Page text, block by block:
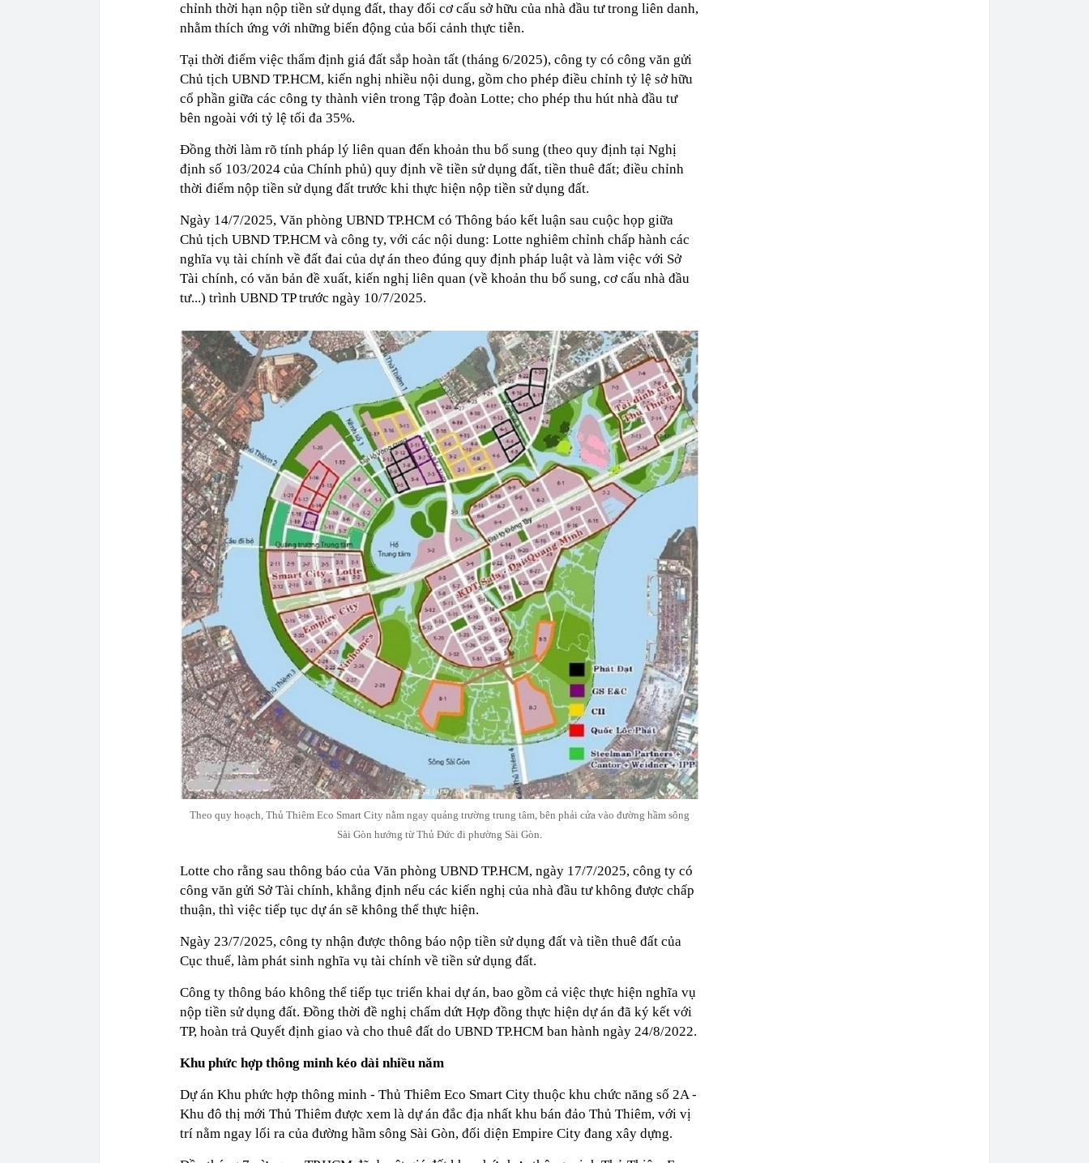
chỉnh thời hạn nộp tiền sử dụng đất, thay đổi cơ cấu sở hữu của nhà đầu tư trong liên danh,
nhằm thích ứng với những biến động của bối cảnh thực tiễn.
Tại thời điểm việc thẩm định giá đất sắp hoàn tất (tháng 6/2025), công ty có công văn gửi
Chủ tịch UBND TP.HCM, kiến nghị nhiều nội dung, gồm cho phép điều chỉnh tỷ lệ sở hữu
cổ phần giữa các công ty thành viên trong Tập đoàn Lotte; cho phép thu hút nhà đầu tư
bên ngoài với tỷ lệ tối đa 35%.
Đồng thời làm rõ tính pháp lý liên quan đến khoản thu bổ sung (theo quy định tại Nghị
định số 103/2024 của Chính phủ) quy định về tiền sử dụng đất, tiền thuê đất; điều chỉnh
thời điểm nộp tiền sử dụng đất trước khi thực hiện nộp tiền sử dụng đất.
Ngày 14/7/2025, Văn phòng UBND TP.HCM có Thông báo kết luận sau cuộc họp giữa
Chủ tịch UBND TP.HCM và công ty, với các nội dung: Lotte nghiêm chỉnh chấp hành các
nghĩa vụ tài chính về đất đai của dự án theo đúng quy định pháp luật và làm việc với Sở
Tài chính, có văn bản đề xuất, kiến nghị liên quan (về khoản thu bổ sung, cơ cấu nhà đầu
tư...) trình UBND TP trước ngày 10/7/2025.
Theo quy hoạch, Thủ Thiêm Eco Smart City nằm ngay quảng trường trung tâm, bên phải cửa vào đường hầm sông
Sài Gòn hướng từ Thủ Đức đi phường Sài Gòn.
Lotte cho rằng sau thông báo của Văn phòng UBND TP.HCM, ngày 17/7/2025, công ty có
công văn gửi Sở Tài chính, khẳng định nếu các kiến nghị của nhà đầu tư không được chấp
thuận, thì việc tiếp tục dự án sẽ không thể thực hiện.
Ngày 23/7/2025, công ty nhận được thông báo nộp tiền sử dụng đất và tiền thuê đất của
Cục thuế, làm phát sinh nghĩa vụ tài chính về tiền sử dụng đất.
Công ty thông báo không thể tiếp tục triển khai dự án, bao gồm cả việc thực hiện nghĩa vụ
nộp tiền sử dụng đất. Đồng thời đề nghị chấm dứt Hợp đồng thực hiện dự án đã ký kết với
TP, hoàn trả Quyết định giao và cho thuê đất do UBND TP.HCM ban hành ngày 24/8/2022.
Khu phức hợp thông minh kéo dài nhiều năm
Dự án Khu phức hợp thông minh - Thủ Thiêm Eco Smart City thuộc khu chức năng số 2A -
Khu đô thị mới Thủ Thiêm được xem là dự án đắc địa nhất khu bán đảo Thủ Thiêm, với vị
trí nằm ngay lối ra của đường hầm sông Sài Gòn, đối diện Empire City đang xây dựng.